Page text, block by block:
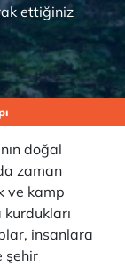
ettiğiniz
doğal
zaman
ve kamp
insanlara
şehir